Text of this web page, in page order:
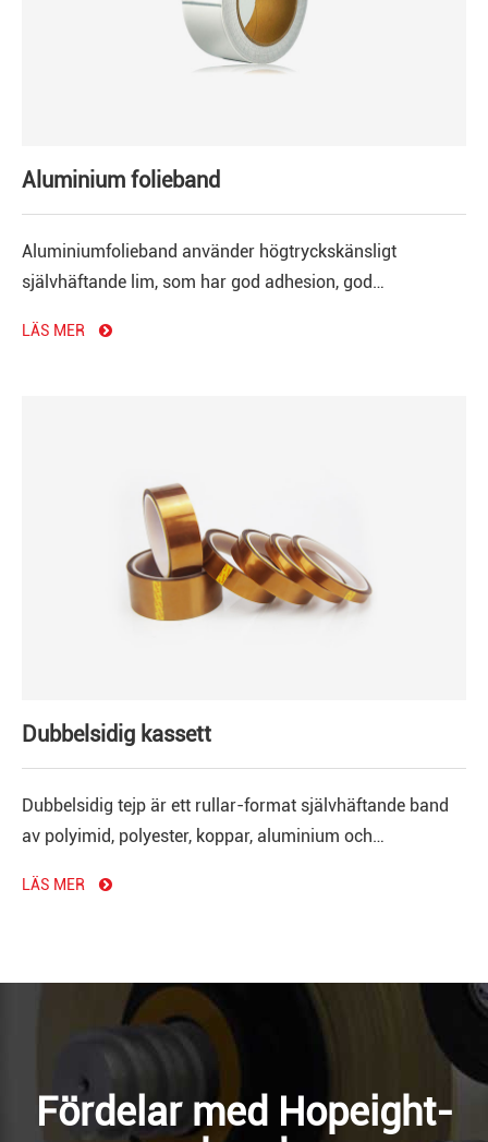
Aluminium folieband
Aluminiumfolieband använder högtryckskänsligt
självhäftande lim, som har god adhesion, god
LÄS MER
Dubbelsidig kassett
Dubbelsidig tejp är ett rullar-format självhäftande band
av polyimid, polyester, koppar, aluminium och
LÄS MER
Fördelar med Hopeight-